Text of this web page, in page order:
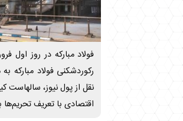
فولاد مبارکه در روز اول
رکوردشکنی فولاد مبارکه
نقل از پول نیوز،
اقتصادی با تعریف